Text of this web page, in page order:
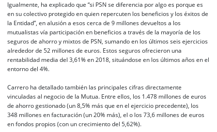
Igualmente, ha explicado que “si PSN se diferencia por algo es porque es
en su colectivo protegido en quien repercuten los beneficios y los éxitos de
la Entidad”, en alusión a esos cerca de 9 millones devueltos a los
mutualistas vía participación en beneficios a través de la mayoría de los
seguros de ahorro y mixtos de PSN, sumando en los últimos seis ejercicios
alrededor de 52 millones de euros. Estos seguros ofrecieron una
rentabilidad media del 3,61% en 2018, situándose en los últimos años en el
entorno del 4%.
Carrero ha detallado también las principales cifras directamente
vinculadas al negocio de la Mutua. Entre ellos, los 1.478 millones de euros
de ahorro gestionado (un 8,5% más que en el ejercicio precedente), los
348 millones en facturación (un 20% más), el o los 73,6 millones de euros
en fondos propios (con un crecimiento del 5,62%).